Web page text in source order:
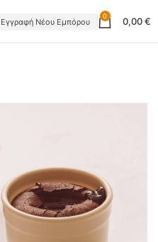
Εγγραφή Νέου Εμπόρου
0 0,00€